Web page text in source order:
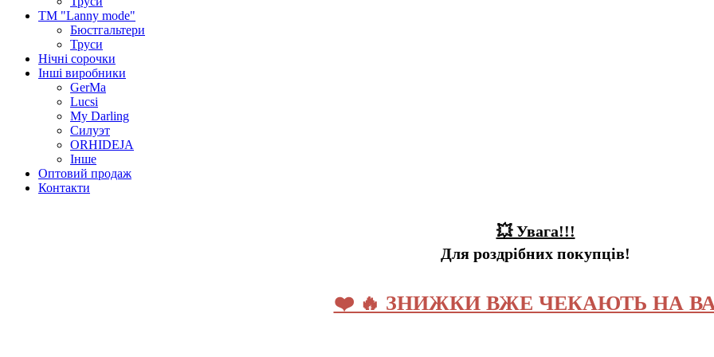
ТМ "Lanny mode"
Бюстгальтери
Труси
Нічні сорочки
Інші виробники
GerMa
Lucsi
My Darling
Силуэт
ORHIDEJA
Інше
Оптовий продаж
Контакти
💥 Увага!!!
Для роздрібних покупців!
❤️ 🔥 ЗНИЖКИ ВЖЕ ЧЕКАЮТЬ НА